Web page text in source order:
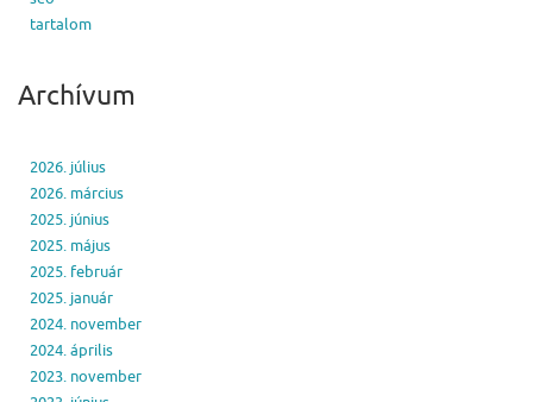
tartalom
Archívum
2026. július
2026. március
2025. június
2025. május
2025. február
2025. január
2024. november
2024. április
2023. november